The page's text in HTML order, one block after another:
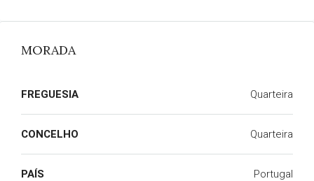
MORADA
FREGUESIA Quarteira
CONCELHO Quarteira
PAÍS Portugal